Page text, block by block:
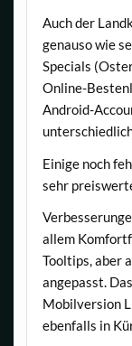
Auch der
genauso wie
Specials
Online-
Android-
Einige noch
sehr
allem
Tooltips, aber
angepasst.
Mobilversion
ebenfalls in